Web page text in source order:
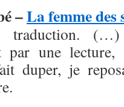
–La femme des
traduction.
par une lecture,
duper, je